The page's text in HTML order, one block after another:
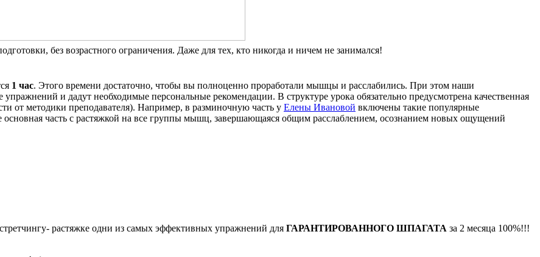
без возрастного ограничения. Даже для тех, кто никогда и ничем не занимался!
1 час. Этого времени достаточно, чтобы вы полноценно проработали мышцы и расслабились. При этом наши
и дадут необходимые персональные рекомендации. В структуре урока обязательно предусмотрена качественная
от методики преподавателя). Например, в разминочную часть у Елены Ивановой включены такие популярные
часть с растяжкой на все группы мышц, завершающаяся общим расслаблением, осознанием новых ощущений
растяжке одни из самых эффективных упражнений для ГАРАНТИРОВАННОГО ШПАГАТА за 2 месяца 100%!!!